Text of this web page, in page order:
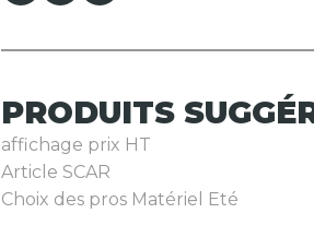
PRODUITS
affichage prix HT
Article SCAR
Choix des pros Matériel Eté